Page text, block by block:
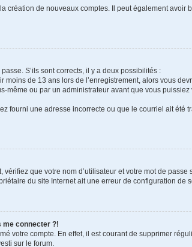
création de nouveaux comptes. Il peut également
S’ils sont corrects, il y a deux possibilités :
moins de 13 ans lors de l’enregistrement, alors vous
même ou par un administrateur avant que vous
fourni une adresse incorrecte ou que le courriel ait
que votre nom d’utilisateur et votre mot de
du site Internet ait une erreur de configuration de
me connecter ?!
votre compte. En effet, il est courant de supprimer
sur le forum.